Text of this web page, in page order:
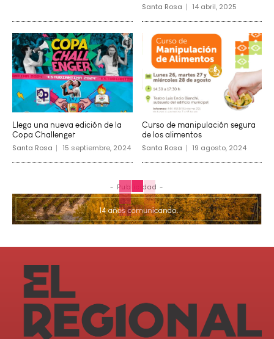
Santa Rosa 14 abril, 2025
Llega una nueva edición de la
Copa Challenger
Santa Rosa 15 septiembre, 2024
Curso de manipulación segura
de los alimentos
Santa Rosa 19 agosto, 2024
- Publicidad -